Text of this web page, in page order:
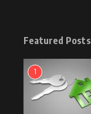
Featured Posts
1